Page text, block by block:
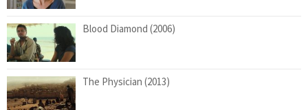
Blood Diamond (2006)
The Physician (2013)